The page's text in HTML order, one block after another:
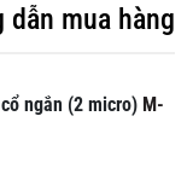
dẫn mua hàng
ngắn (2 micro) M-